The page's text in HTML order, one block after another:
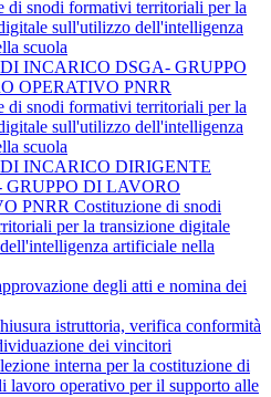
di snodi formativi territoriali per la
sull'utilizzo dell'intelligenza
scuola
INCARICO DSGA- GRUPPO
OPERATIVO PNRR
di snodi formativi territoriali per la
sull'utilizzo dell'intelligenza
scuola
INCARICO DIRIGENTE
GRUPPO DI LAVORO
PNRR Costituzione di snodi
per la transizione digitale
artificiale nella
degli atti e nomina dei
istruttoria, verifica conformità
dei vincitori
interna per la costituzione di
lavoro operativo per il supporto alle